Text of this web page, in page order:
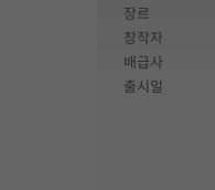
장르
창작자
배급사
출시일